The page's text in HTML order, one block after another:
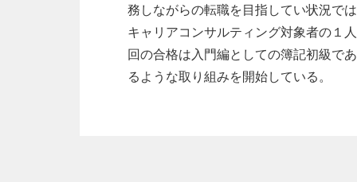
務しながらの転職を目指してい状況で
キャリアコンサルティング対象者の１
回の合格は入門編としての簿記初級で
るような取り組みを開始している。